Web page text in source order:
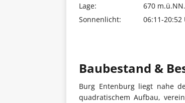
Lage:
670 m.ü.NN.
Sonnenlicht:
06:11-20:52
Baubestand &
Burg Entenburg liegt nahe
quadratischem Aufbau,